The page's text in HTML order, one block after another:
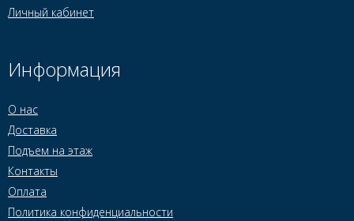
Личный кабинет
Информация
О нас
Доставка
Подъем на этаж
Контакты
Оплата
Политика конфиденциальности